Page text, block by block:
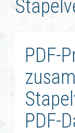
PDF-
PDF-